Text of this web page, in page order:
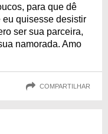
para que dê
eu quisesse desistir
ser sua parceira,
namorada. Amo
COMPARTILHAR